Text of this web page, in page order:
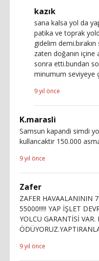
kazık
sana kalsa yol da
patika ve toprak
gidelim
zaten doğanın içine
sonra etti.bundan
minumum seviyeye
9 yıl önce
K.marasli
Samsun kapandi simdi
kullancaktir 150.000
9 yıl önce
Zafer
ZAFER HAVAALANININ
55000!!!!! YAP İŞLET
YOLCU GARANTİSİ VAR.
9 yıl önce